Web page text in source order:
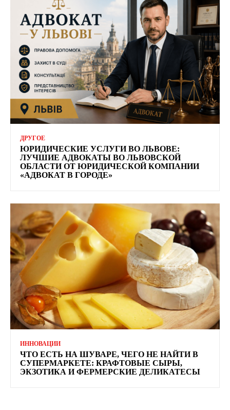
ДРУГОЕ
ЮРИДИЧЕСКИЕ УСЛУГИ ВО ЛЬВОВЕ:
ЛУЧШИЕ АДВОКАТЫ ВО ЛЬВОВСКОЙ
ОБЛАСТИ ОТ ЮРИДИЧЕСКОЙ КОМПАНИИ
«АДВОКАТ В ГОРОДЕ»
ИННОВАЦИИ
ЧТО ЕСТЬ НА ШУВАРЕ, ЧЕГО НЕ НАЙТИ В
СУПЕРМАРКЕТЕ: КРАФТОВЫЕ СЫРЫ,
ЭКЗОТИКА И ФЕРМЕРСКИЕ ДЕЛИКАТЕСЫ